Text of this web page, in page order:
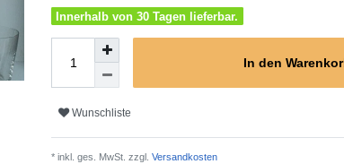
Innerhalb von 30 Tagen lieferbar.
In den
Wunschliste
* inkl. ges. MwSt. zzgl. Versandkosten